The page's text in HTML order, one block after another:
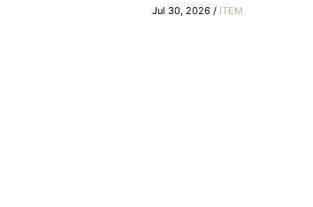
Jul 30, 2026 / ITEM